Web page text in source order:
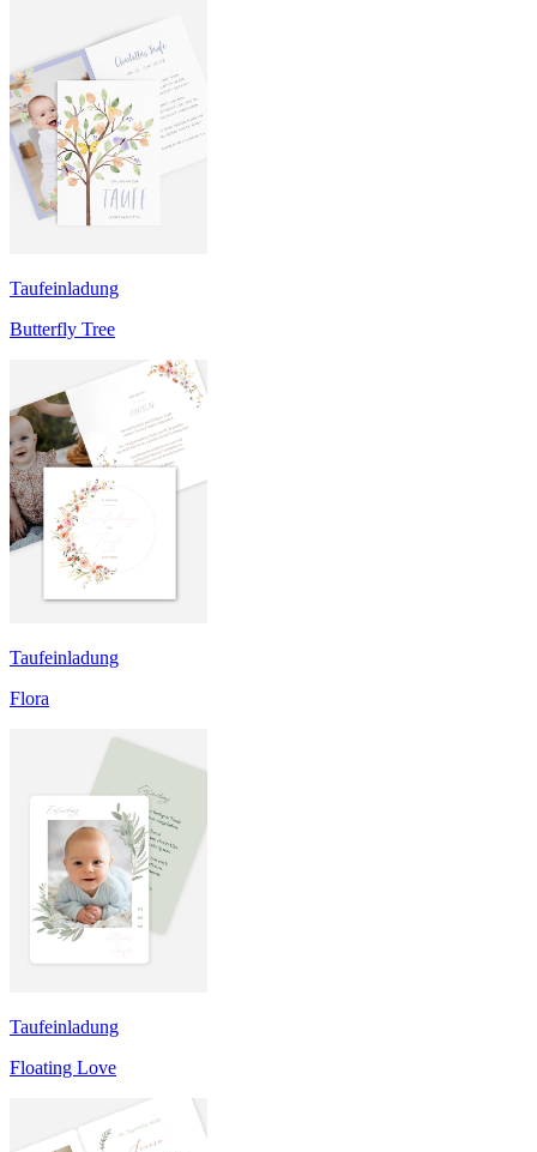
Taufeinladung
Butterfly Tree
Taufeinladung
Flora
Taufeinladung
Floating Love